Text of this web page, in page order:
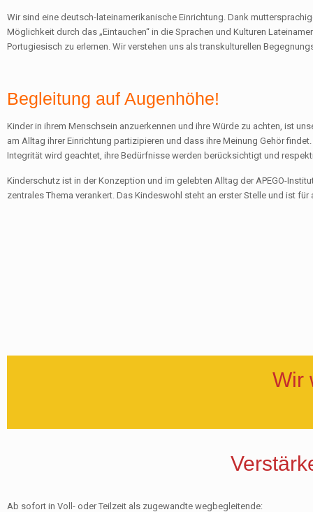
Wir sind eine deutsch-lateinamerikanische Einrichtung. Dank
Möglichkeit durch das „Eintauchen“ in die Sprachen und Kulturen
Portugiesisch zu erlernen. Wir verstehen uns als transkulturellen
Begleitung auf Augenhöhe!
Kinder in ihrem Menschsein anzuerkennen und ihre Würde zu achten, ist
am Alltag ihrer Einrichtung partizipieren und dass ihre Meinung Gehör
Integrität wird geachtet, ihre Bedürfnisse werden berücksichtigt und
Kinderschutz ist in der Konzeption und im gelebten Alltag der APEGO-
zentrales Thema verankert. Das Kindeswohl steht an erster Stelle und ist
Wir
Ab sofort in Voll- oder Teilzeit als zugewandte wegbegleitende: